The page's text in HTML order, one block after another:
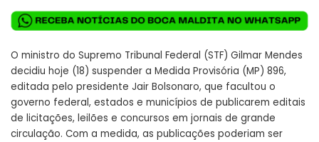
O ministro do Supremo Tribunal Federal (STF) Gilmar Mendes
decidiu hoje (18) suspender a Medida Provisória (MP) 896,
editada pelo presidente Jair Bolsonaro, que facultou o
governo federal, estados e municípios de publicarem editais
de licitações, leilões e concursos em jornais de grande
circulação. Com a medida, as publicações poderiam ser